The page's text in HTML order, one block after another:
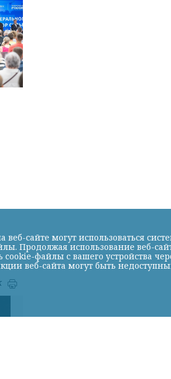
сайте могут использоваться
Продолжая использование веб-
файлы с вашего устройства
веб-сайта могут быть